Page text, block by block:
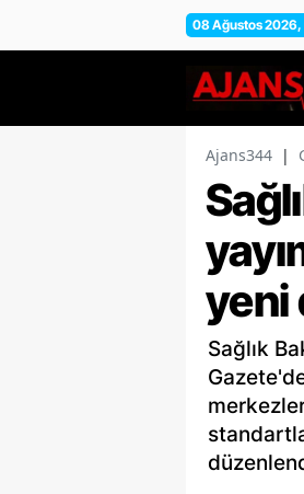
08 Ağustos
Ajans344 |
yeni
Sağlık